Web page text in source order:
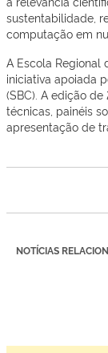
sustentabilidade,
computação em
A Escola Regional
iniciativa apoiada
(SBC). A edição
técnicas, painéis
apresentação de
NOTÍCIAS